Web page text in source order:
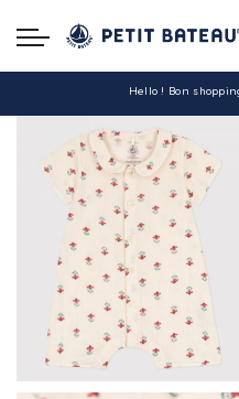
La livraison est
-10% pour tout paiement